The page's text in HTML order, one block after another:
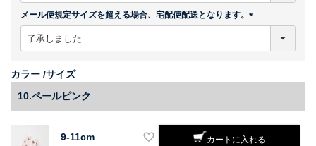
)
メール便規定サイズを超える場合、宅配便配送となります。
カラー サイズ
10.ペールピンク
9-11cm カートに入れる